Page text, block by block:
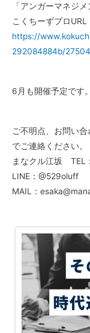
「アンガーマネジメ
こくちーずプロURL
https://
292084884b/
6月も開催予定です
ご不明点、お問い
でご連絡ください。
まなクル江坂
LINE：@529oluff
MAIL：